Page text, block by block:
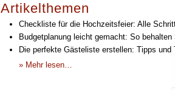
Artikelthemen
Checkliste für die Hochzeitsfeier: Alle
Budgetplanung leicht gemacht: So
Die perfekte Gästeliste erstellen: Tipps und
» Mehr lesen…